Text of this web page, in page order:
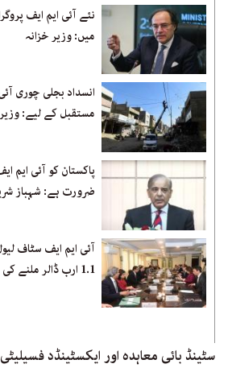
نئے آئی ایم ایف
میں: وزیر خزانہ
انسداد بجلی چوری
مستقبل کے لیے: وزیر
پاکستان کو آئی ایم
ضرورت ہے: شہباز
آئی ایم ایف سٹاف
1.1 ارب ڈالر ملنے کی راہ ہموار
سٹینڈ بائی معاہدہ اور ایکسٹینڈد